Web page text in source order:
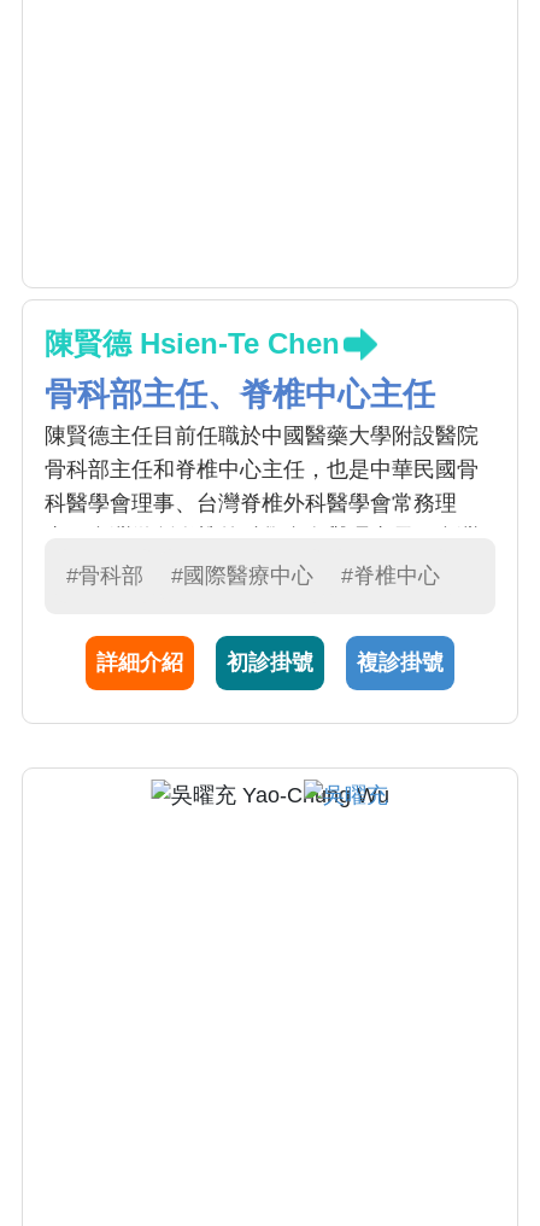
陳賢德 Hsien-Te Chen
骨科部主任、脊椎中心主任
陳賢德主任目前任職於中國醫藥大學附設醫院
骨科部主任和脊椎中心主任，也是中華民國骨
科醫學會理事、台灣脊椎外科醫學會常務理
神經修復暨再生學會常務理事以及台灣電腦輔
側彎駝背矯正手術、脊椎退化、脊椎外傷和脊
椎腫瘤手術治療，特別專精於微創脊椎手術。
國家創新獎「開發骨融合術臨床應用之植釘模
擬及規劃系統」，近五年也發表了36篇SCI脊椎
#骨科部 #國際醫療中心 #脊椎中心
詳細介紹 初診掛號 複診掛號